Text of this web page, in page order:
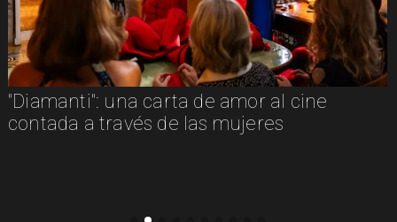
"La naturaleza de las cosas invisibles": una
luminosa mirada a la vida misma